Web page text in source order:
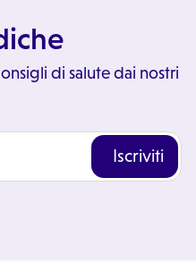
di salute dai nostri
Iscriviti